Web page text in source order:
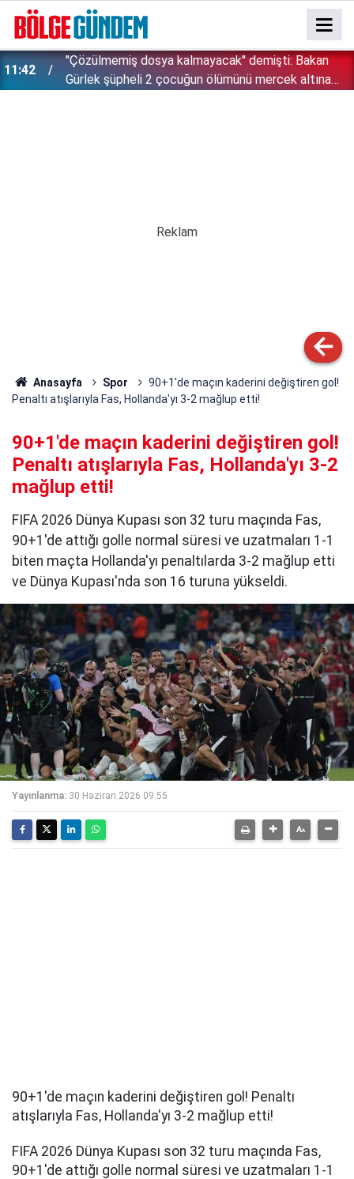
11:42
''Çözülmemiş dosya kalmayacak'' demişti: Bakan
Gürlek şüpheli 2 çocuğun ölümünü mercek altına
Anasayfa Spor
90+1'de maçın kaderini değiştiren gol!
Penaltı atışlarıyla Fas, Hollanda'yı 3-2 mağlup etti!
90+1'de maçın kaderini değiştiren gol!
Penaltı atışlarıyla Fas, Hollanda'yı 3-2
mağlup etti!
FIFA 2026 Dünya Kupası son 32 turu maçında Fas,
90+1'de attığı golle normal süresi ve uzatmaları 1-1
biten maçta Hollanda'yı penaltılarda 3-2 mağlup etti
ve Dünya Kupası'nda son 16 turuna yükseldi.
Yayınlanma: 30 Haziran 2026 09:55
90+1'de maçın kaderini değiştiren gol! Penaltı
atışlarıyla Fas, Hollanda'yı 3-2 mağlup etti!
FIFA 2026 Dünya Kupası son 32 turu maçında Fas,
90+1'de attığı golle normal süresi ve uzatmaları 1-1